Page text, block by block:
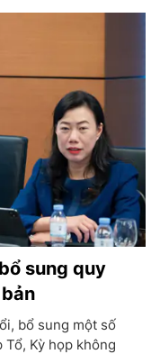
sung quy
bổ sung một số
Kỳ họp không